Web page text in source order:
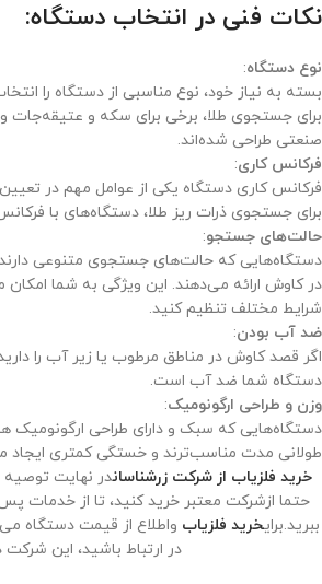
نکات فنی در انتخاب دستگاه:
نوع دستگاه:
بسته به نیاز خود، نوع مناسبی از دستگاه را
برای جستجوی طلا، برخی برای سکه و عتیقه‌جات و
صنعتی طراحی شده‌اند.
فرکانس کاری:
فرکانس کاری دستگاه یکی از عوامل مهم در
برای جستجوی ذرات ریز طلا، دستگاه‌های با
حالت‌های جستجو:
دستگاه‌هایی که حالت‌های جستجوی متنوعی
در کاوش ارائه می‌دهند. این ویژگی به شما امکان
شرایط مختلف تنظیم کنید.
ضد آب بودن:
اگر قصد کاوش در مناطق مرطوب یا زیر آب را
دستگاه شما ضد آب است.
وزن و طراحی ارگونومیک:
دستگاه‌هایی که سبک و دارای طراحی ارگونومیک
طولانی مدت مناسب‌ترند و خستگی کمتری ایجاد
خرید فلزیاب از شرکت زرشناساندر نهایت توصیه
حتما ازشرکت معتبر خرید کنید، تا از خدمات
ببرید.برایخرید فلزیاب واطلاع از قیمت دستگاه می
در ارتباط باشید، این شرکت